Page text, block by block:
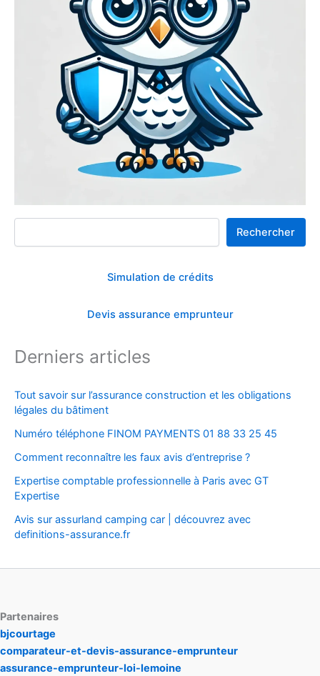
Rechercher
Rechercher
Simulation de crédits
Devis assurance emprunteur
Derniers articles
Tout savoir sur l’assurance construction et les obligations
légales du bâtiment
Numéro téléphone FINOM PAYMENTS 01 88 33 25 45
Comment reconnaître les faux avis d’entreprise ?
Expertise comptable professionnelle à Paris avec GT
Expertise
Avis sur assurland camping car | découvrez avec
definitions-assurance.fr
Partenaires
bjcourtage
comparateur-et-devis-assurance-emprunteur
assurance-emprunteur-loi-lemoine